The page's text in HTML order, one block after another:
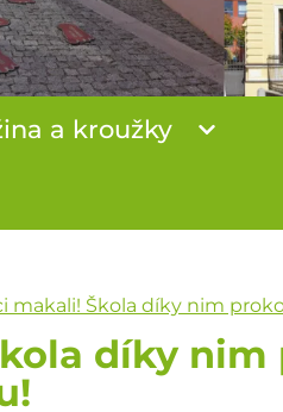
a kroužky
makali! Škola díky nim
díky